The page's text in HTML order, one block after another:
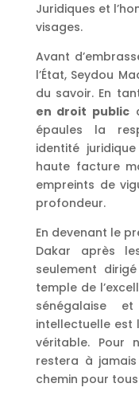
Juridiques et
visages.
Avant
l’État, Seydou
du savoir. En
en droit public
épaules la
identité
haute facture
empreints de
profondeur.
En devenant le
Dakar après
seulement
temple de
sénégalaise
intellectuelle est
véritable. Pour
restera à
chemin pour